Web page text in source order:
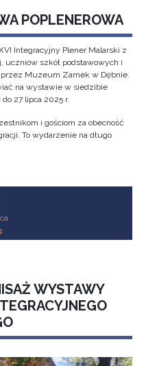
POPLENEROWA
Integracyjny Plener Malarski z
uczniów szkół podstawowych i
Muzeum Zamek w Dębnie.
na wystawie w siedzibie
27 lipca 2025 r.
i gościom za obecność
To wydarzenie na długo
WYSTAWY